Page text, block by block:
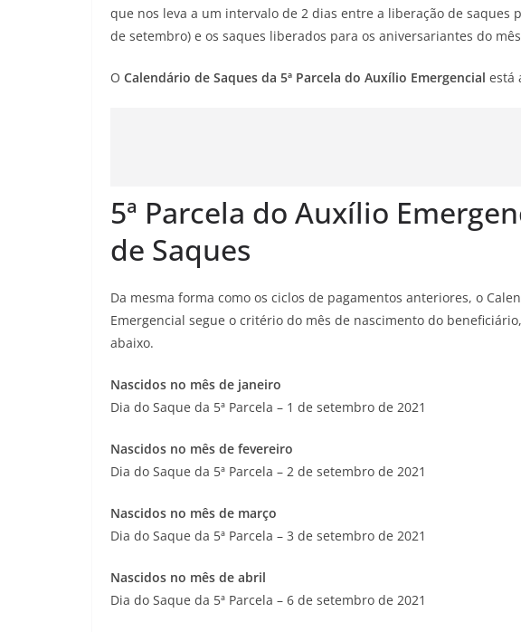
que nos leva a um intervalo de 2 dias entre a liberação de saques
de setembro) e os saques liberados para os aniversariantes do
O Calendário de Saques da 5ª Parcela do Auxílio Emergencial está
5ª Parcela do Auxílio
de Saques
Da mesma forma como os ciclos de pagamentos anteriores, o
Emergencial segue o critério do mês de nascimento do
abaixo.
Nascidos no mês de janeiro
Dia do Saque da 5ª Parcela – 1 de setembro de 2021
Nascidos no mês de fevereiro
Dia do Saque da 5ª Parcela – 2 de setembro de 2021
Nascidos no mês de março
Dia do Saque da 5ª Parcela – 3 de setembro de 2021
Nascidos no mês de abril
Dia do Saque da 5ª Parcela – 6 de setembro de 2021